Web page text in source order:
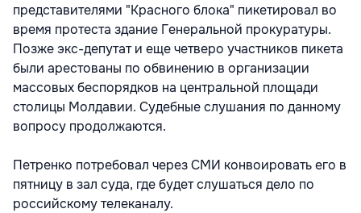
представителями "Красного блока" пикетировал во
время протеста здание Генеральной прокуратуры.
Позже экс-депутат и еще четверо участников пикета
были арестованы по обвинению в организации
массовых беспорядков на центральной площади
столицы Молдавии. Судебные слушания по данному
вопросу продолжаются.
Петренко потребовал через СМИ конвоировать его в
пятницу в зал суда, где будет слушаться дело по
российскому телеканалу.